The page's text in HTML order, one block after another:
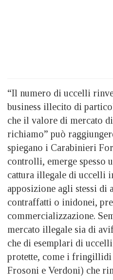
“Il numero di uccelli
business illecito di
che il valore di mercato
richiamo” può
spiegano i Carabinieri
controlli, emerge spesso
cattura illegale di uccelli
apposizione agli stessi
contraffatti o inidonei,
commercializzazione.
mercato illegale sia di
che di esemplari di
protette, come i
Frosoni e Verdoni) che